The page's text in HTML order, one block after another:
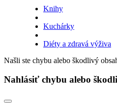
Knihy
Kuchárky
Diéty a zdravá výživa
Našli ste chybu alebo škodlivý
Nahlásiť chybu alebo